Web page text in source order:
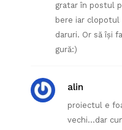
gratar în postul
bere iar
daruri. Or să își
gură:)
alin
proiectul e
vechi…dar